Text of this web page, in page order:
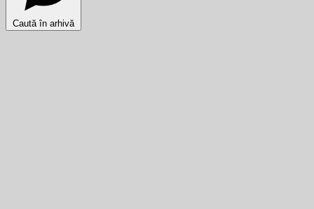
Caută în arhivă